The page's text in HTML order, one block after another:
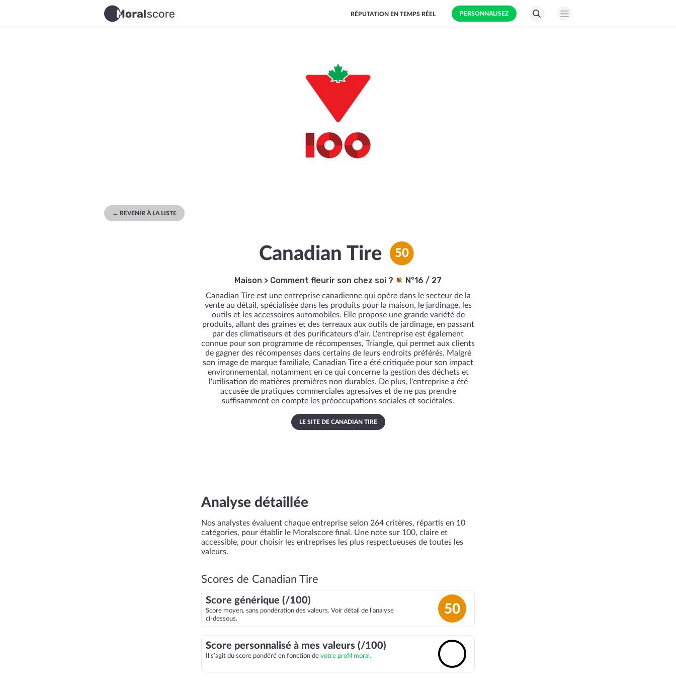
PERSONNALISEZ
RÉPUTATION EN TEMPS RÉEL
← REVENIR À LA LISTE
Canadian Tire 50
Maison > Comment fleurir son chez soi ? N°16 / 27
Canadian Tire est une entreprise canadienne qui opère dans le secteur de la
vente au détail, spécialisée dans les produits pour la maison, le jardinage, les
outils et les accessoires automobiles. Elle propose une grande variété de
produits, allant des graines et des terreaux aux outils de jardinage, en passant
par des climatiseurs et des purificateurs d'air. L'entreprise est également
connue pour son programme de récompenses, Triangle, qui permet aux clients
de gagner des récompenses dans certains de leurs endroits préférés. Malgré
son image de marque familiale, Canadian Tire a été critiquée pour son impact
environnemental, notamment en ce qui concerne la gestion des déchets et
l'utilisation de matières premières non durables. De plus, l'entreprise a été
accusée de pratiques commerciales agressives et de ne pas prendre
suffisamment en compte les préoccupations sociales et sociétales.
LE SITE DE CANADIAN TIRE
Analyse détaillée
Nos analystes évaluent chaque entreprise selon 264 critères, répartis en 10
catégories, pour établir le Moralscore final. Une note sur 100, claire et
accessible, pour choisir les entreprises les plus respectueuses de toutes les
valeurs.
Scores de Canadian Tire
Score générique (/100)
Score moyen, sans pondération des valeurs. Voir détail de l’analyse
ci-dessous.
50
Score personnalisé à mes valeurs (/100)
Il s’agit du score pondéré en fonction de votre profil moral.